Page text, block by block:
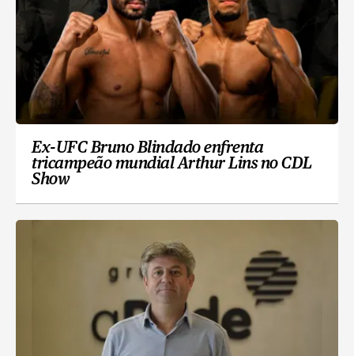
Ex-UFC Bruno Blindado enfrenta
tricampeão mundial Arthur Lins no CDL
Show